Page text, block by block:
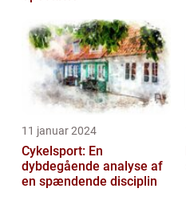
11 januar 2024
Cykelsport: En
dybdegående analyse af
en spændende disciplin